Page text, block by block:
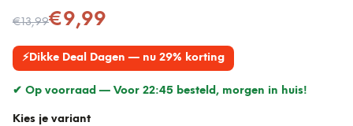
€13,99
Nu voor
€9,99
⚡Dikke Deal Dagen — nu 29% korting
✔ Op voorraad — Voor 22:45 besteld, morgen in huis!
Kies je variant